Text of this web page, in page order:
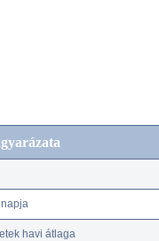
havi átlaga